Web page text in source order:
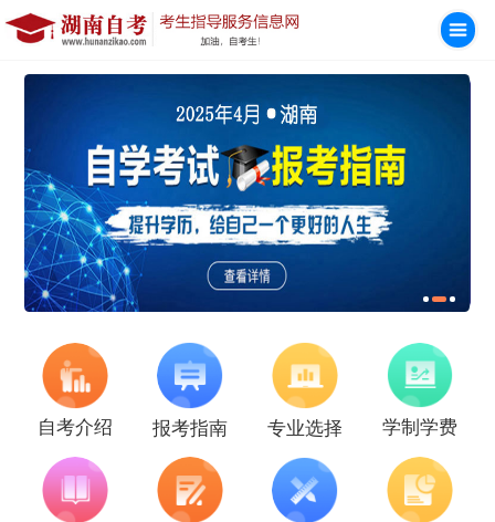
自考介绍 报考指南 专业选择 学制学费